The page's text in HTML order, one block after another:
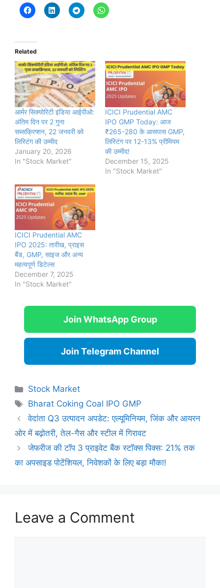
Related
आर्मर सिक्योरिटी इंडिया आईपीओ:
अंतिम दिन पर 2 गुना
सब्सक्रिप्शन, 22 जनवरी को
लिस्टिंग की उम्मीद
January 20, 2026
In "Stock Market"
ICICI Prudential AMC
IPO GMP Today: आज
₹265-280 के आसपास GMP,
लिस्टिंग पर 12-13% प्रीमियम
की उम्मीद!
December 15, 2025
In "Stock Market"
ICICI Prudential AMC
IPO 2025: तारीख, प्राइस
बैंड, GMP, साइज और अन्य
महत्वपूर्ण डिटेल्स
December 7, 2025
In "Stock Market"
Join WhatsApp Group
Join Telegram Channel
Categories
Stock Market
Tags
Bharat Coking Coal IPO GMP
वेदांता Q3 उत्पादन अपडेट: एल्यूमिनियम, जिंक और आयरन
ओर में बढ़ोतरी, तेल-गैस और स्टील में गिरावट
जेफरीज की टॉप 3 प्राइवेट बैंक स्टॉक्स पिक्स: 21% तक
का अपसाइड पोटेंशियल, निवेशकों के लिए बड़ा मौका!
Leave a Comment